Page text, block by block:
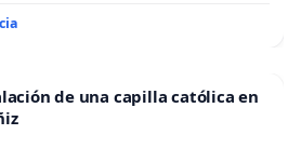
de una capilla católica en